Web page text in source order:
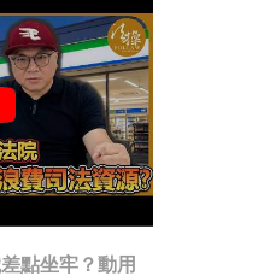
點坐牢？動用